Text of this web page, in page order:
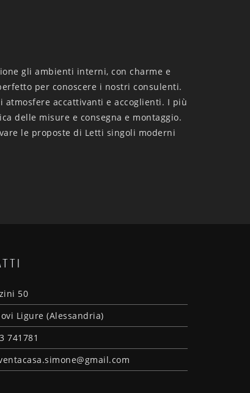
gli ambienti interni, con charme e
per conoscere i nostri consulenti.
accattivanti e accoglienti. I più
delle misure e consegna e montaggio.
le proposte di Letti singoli moderni
50
Ligure (Alessandria)
741781